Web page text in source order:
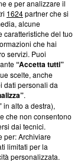
su Blasting
ci impegniamo a
aderenza a
non è
di farne
verifica di
e per analizzare il
1624partner che si
alcune
caratteristiche del tuo
che hai
servizi. Puoi
“Accetta tutti”
scelte, anche
dati personali da
.
in alto a destra),
che non consentono
dai tecnici.
per: Archiviare
limitati per la
personalizzata.